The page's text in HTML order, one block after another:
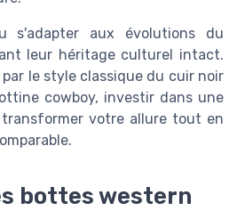
s'adapter aux évolutions du
leur héritage culturel intact.
le style classique du cuir noir
cowboy, investir dans une
votre allure tout en
bottes western